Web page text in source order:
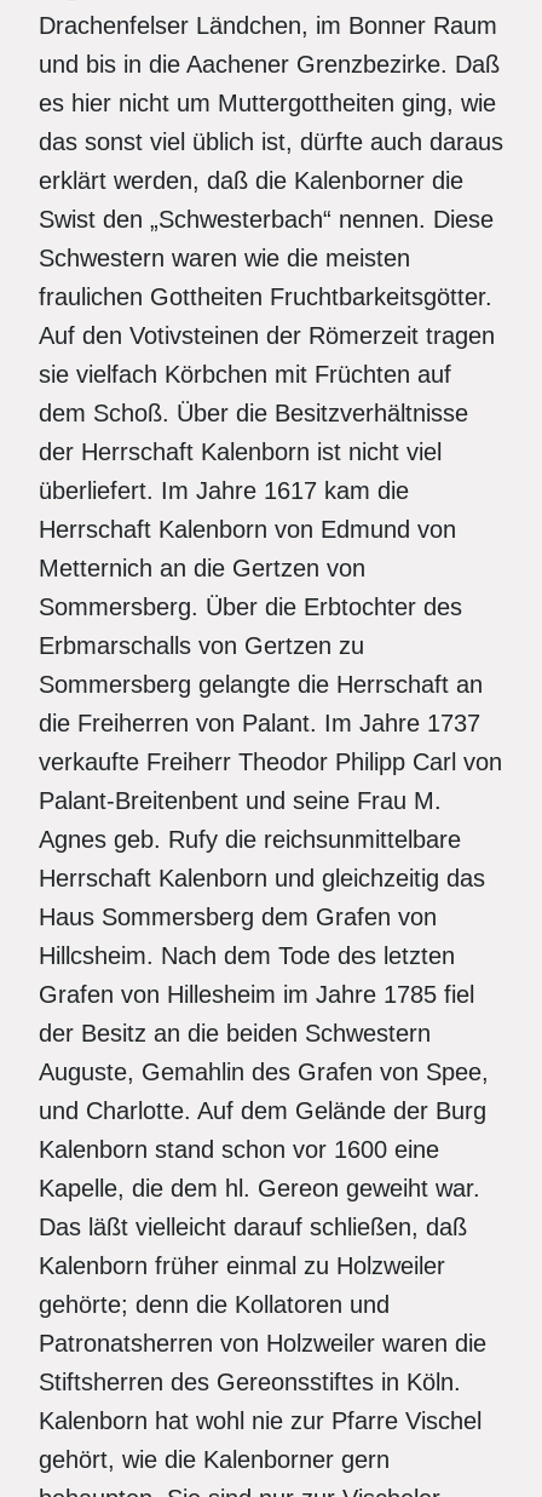
Drachenfelser Ländchen, im Bonner Raum
und bis in die Aachener Grenzbezirke. Daß
es hier nicht um Muttergottheiten ging, wie
das sonst viel üblich ist, dürfte auch daraus
erklärt werden, daß die Kalenborner die
Swist den „Schwesterbach“ nennen. Diese
Schwestern waren wie die meisten
fraulichen Gottheiten Fruchtbarkeitsgötter.
Auf den Votivsteinen der Römerzeit tragen
sie vielfach Körbchen mit Früchten auf
dem Schoß. Über die Besitzverhältnisse
der Herrschaft Kalenborn ist nicht viel
überliefert. Im Jahre 1617 kam die
Herrschaft Kalenborn von Edmund von
Metternich an die Gertzen von
Sommersberg. Über die Erbtochter des
Erbmarschalls von Gertzen zu
Sommersberg gelangte die Herrschaft an
die Freiherren von Palant. Im Jahre 1737
verkaufte Freiherr Theodor Philipp Carl von
Palant-Breitenbent und seine Frau M.
Agnes geb. Rufy die reichsunmittelbare
Herrschaft Kalenborn und gleichzeitig das
Haus Sommersberg dem Grafen von
Hillcsheim. Nach dem Tode des letzten
Grafen von Hillesheim im Jahre 1785 fiel
der Besitz an die beiden Schwestern
Auguste, Gemahlin des Grafen von Spee,
und Charlotte. Auf dem Gelände der Burg
Kalenborn stand schon vor 1600 eine
Kapelle, die dem hl. Gereon geweiht war.
Das läßt vielleicht darauf schließen, daß
Kalenborn früher einmal zu Holzweiler
gehörte; denn die Kollatoren und
Patronatsherren von Holzweiler waren die
Stiftsherren des Gereonsstiftes in Köln.
Kalenborn hat wohl nie zur Pfarre Vischel
gehört, wie die Kalenborner gern